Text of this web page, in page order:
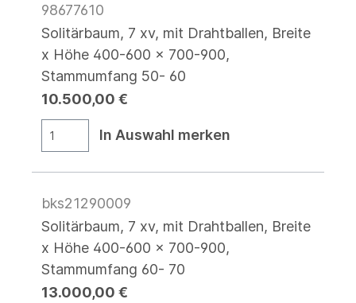
98677610
Solitärbaum, 7 xv, mit Drahtballen, Breite
x Höhe 400-600 x 700-900,
Stammumfang 50- 60
10.500,00 €
In Auswahl merken
bks21290009
Solitärbaum, 7 xv, mit Drahtballen, Breite
x Höhe 400-600 x 700-900,
Stammumfang 60- 70
13.000,00 €